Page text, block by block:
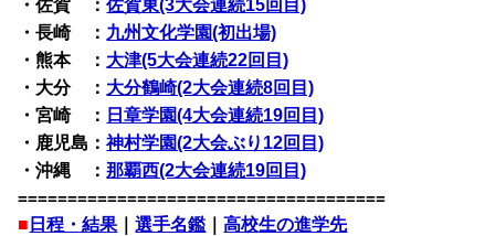
・佐賀 ：佐賀東(3大会連続15回目)
・長崎 ： 九州文化学園(初出場)
・熊本 ： 大津(5大会連続22回目)
・大分 ： 大分鶴崎(2大会連続8回目)
・宮崎 ： 日章学園(4大会連続19回目)
・鹿児島：神村学園(2大会ぶり12回目)
・沖縄 ：那覇西(2大会連続19回目)
=====================================
■ 日程・結果 ｜選手名鑑 ｜高校生の進学先